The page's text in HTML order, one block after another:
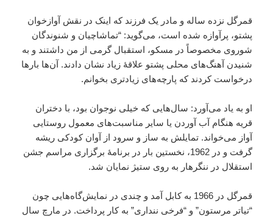
قمرگل نزده ساله و مادر یک فرزند که اینک در نقش آوازخوان
پشتو، پرآوازه شده است، می‌گوید: “تماشاچیان و شنوندگان
شوروی مخصوصاً در مسکو، استقبال گرمی از من داشتند و به
شنیدن آهنگ‌های محلی پشتو علاقۀ زیاد نشان دادند. آن‌ها بارها
درخواست کردند که پارچه‌های زیادتری بخوانم.
او به یاد می‌آورد: سال‌هایی که خیلی نوجوان بود، با دختران
قریه هنگام آب آوردن یا سایر مناسبت‌های معمول روستایی
آواز می‌خواند. تمایلش به ساز و سرود از آوان کودکی ریشه
گرفت و در 1962، نخستین بار در برنامۀ برگزاری مراسم جشن
استقلال در ننگرهار به روی ستیژ نمایان شد.
قمرگل در 1966 به کابل آمد و چندی در نمایش‌گاه‌هایی چون
“تیاتر مرستون” و “فرخی ننداری” به کار پرداخت. در مارچ سال